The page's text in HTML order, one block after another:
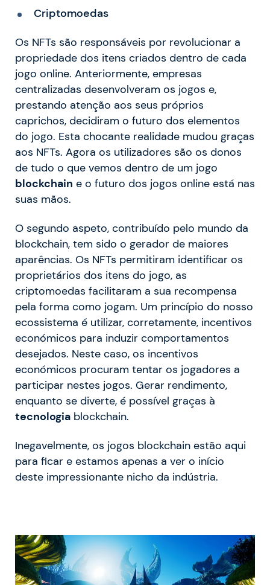
Criptomoedas
Os NFTs são responsáveis por revolucionar a
propriedade dos itens criados dentro de cada
jogo online. Anteriormente, empresas
centralizadas desenvolveram os jogos e,
prestando atenção aos seus próprios
caprichos, decidiram o futuro dos elementos
do jogo. Esta chocante realidade mudou graças
aos NFTs. Agora os utilizadores são os donos
de tudo o que vemos dentro de um jogo
blockchain e o futuro dos jogos online está nas
suas mãos.
O segundo aspeto, contribuído pelo mundo da
blockchain, tem sido o gerador de maiores
aparências. Os NFTs permitiram identificar os
proprietários dos itens do jogo, as
criptomoedas facilitaram a sua recompensa
pela forma como jogam. Um princípio do nosso
ecossistema é utilizar, corretamente, incentivos
económicos para induzir comportamentos
desejados. Neste caso, os incentivos
económicos procuram tentar os jogadores a
participar nestes jogos. Gerar rendimento,
enquanto se diverte, é possível graças à
tecnologia blockchain.
Inegavelmente, os jogos blockchain estão aqui
para ficar e estamos apenas a ver o início
deste impressionante nicho da indústria.